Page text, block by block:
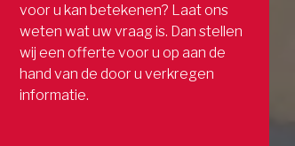
voor u kan betekenen? Laat ons
weten wat uw vraag is. Dan stellen
wij een offerte voor u op aan de
hand van de door u verkregen
informatie.